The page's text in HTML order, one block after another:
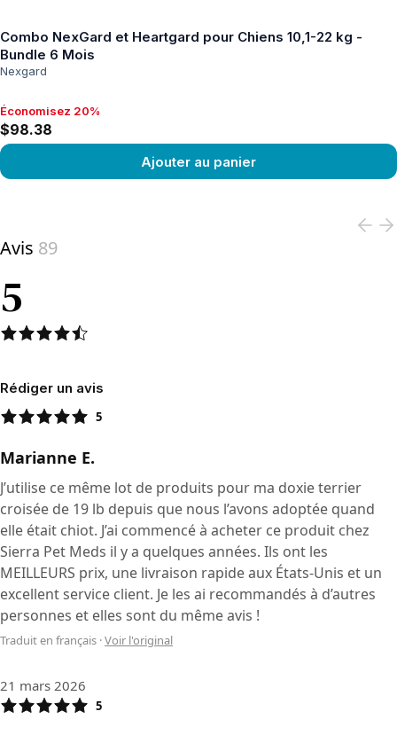
Combo NexGard et Heartgard pour Chiens 10,1-22 kg -
Bundle 6 Mois
Nexgard
Économisez 20%, $98.38
Économisez 20%
$98.38
Ajouter au panier
Avis 89
5
Rédiger un avis
5
Marianne E.
J’utilise ce même lot de produits pour ma doxie terrier
croisée de 19 lb depuis que nous l’avons adoptée quand
elle était chiot. J’ai commencé à acheter ce produit chez
Sierra Pet Meds il y a quelques années. Ils ont les
MEILLEURS prix, une livraison rapide aux États-Unis et un
excellent service client. Je les ai recommandés à d’autres
personnes et elles sont du même avis !
Traduit en français ·Voir l'original
21 mars 2026
5